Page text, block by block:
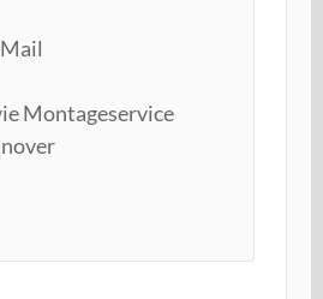
Montageservice